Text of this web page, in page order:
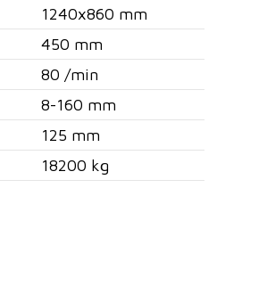
1240x860 mm
450 mm
80 /min
8-160 mm
125 mm
18200 kg